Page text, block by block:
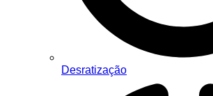
Desratização